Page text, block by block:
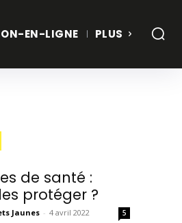
EN-LIGNE PLUS
de santé :
protéger ?
Jaunes - 4 avril 2022 5